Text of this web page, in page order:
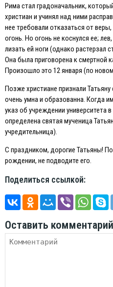
Рима стал градоначальник,
христиан и учинял над ними
нее требовали отказаться от
огонь. Но огонь не коснулся ее;
лизать ей ноги (однако растерзал
Она была приговорена к смертной
Произошло это 12 января (по
Позже христиане признали
очень умна и образованна. Когда
указ об учреждении университета
определена святая мученица
учредительница).
С праздником, дорогие Татьяны!
рождении, не подводите его.
Поделиться ссылкой:
Оставить комментарий